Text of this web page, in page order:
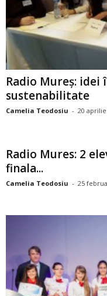
Radio Mureș:
sustenabilitate
Camelia Teodosiu - 20 aprilie
Radio Mures: 2
finala...
Camelia Teodosiu - 25